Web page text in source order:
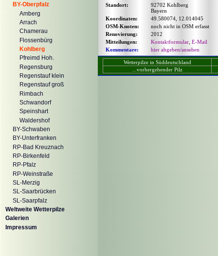
BY-Oberpfalz
Amberg
Arrach
Chamerau
Flossenbürg
Kohlberg
Pfreimd Hoh.
Regensburg
Regenstauf klein
Regenstauf groß
Rimbach
Schwandorf
Speinshart
Waldershof
BY-Schwaben
BY-Unterfranken
RP-Bad Kreuznach
RP-Birkenfeld
RP-Pfalz
RP-Weinstraße
SL-Merzig
SL-Saarbrücken
SL-Saarpfalz
Weltweite Wetterpilze
Galerien
Impressum
Standort:
92702 Kohlberg
Bayern
Koordinaten:
49.580074, 12.014045
OSM-Knoten:
noch nicht in OSM erfasst
Renovierung:
2012
Mitteilungen:
Kontaktformular E-Mail
Kommentare:
hier abgeben/ansehen
Wetterpilze in Süddeutschland
...vorhergehender Pilz